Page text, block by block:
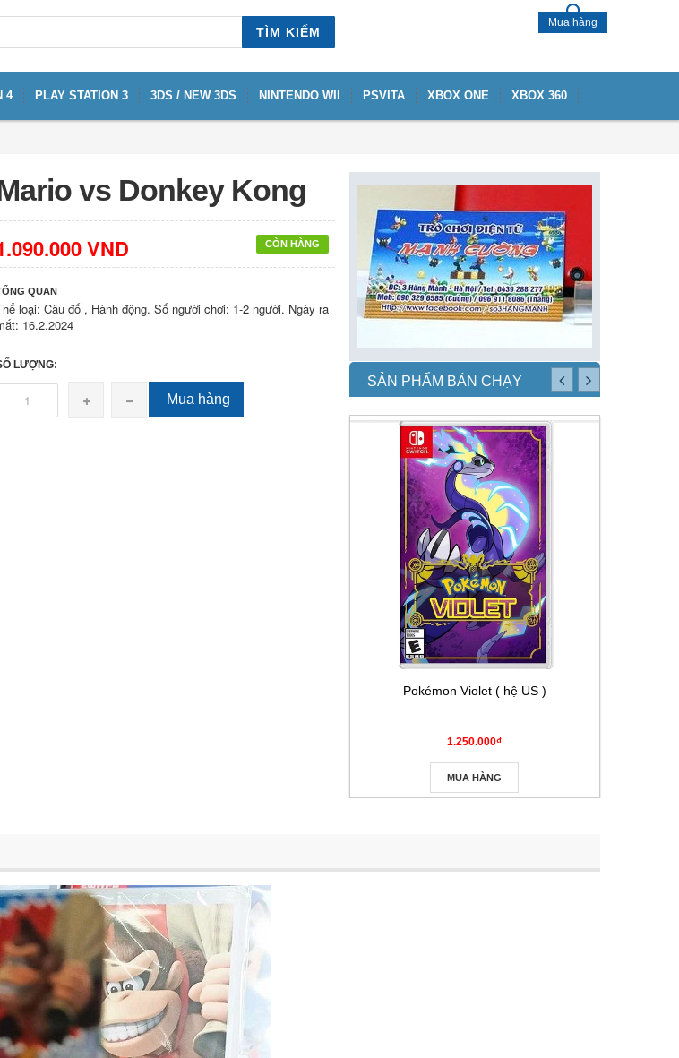
TÌM KIẾM
Mua hàng
4 PLAY STATION 3 3DS / NEW 3DS NINTENDO WII PSVITA XBOX ONE XBOX 360
vs Donkey Kong
CÒN HÀNG
VND
QUAN
loại: Câu đố , Hành động. Số người chơi: 1-2 người. Ngày ra
16.2.2024
LƯỢNG:
Mua hàng
SẢN PHẨM BÁN CHẠY
Pokémon Violet ( hệ US )
1.250.000₫
MUA HÀNG